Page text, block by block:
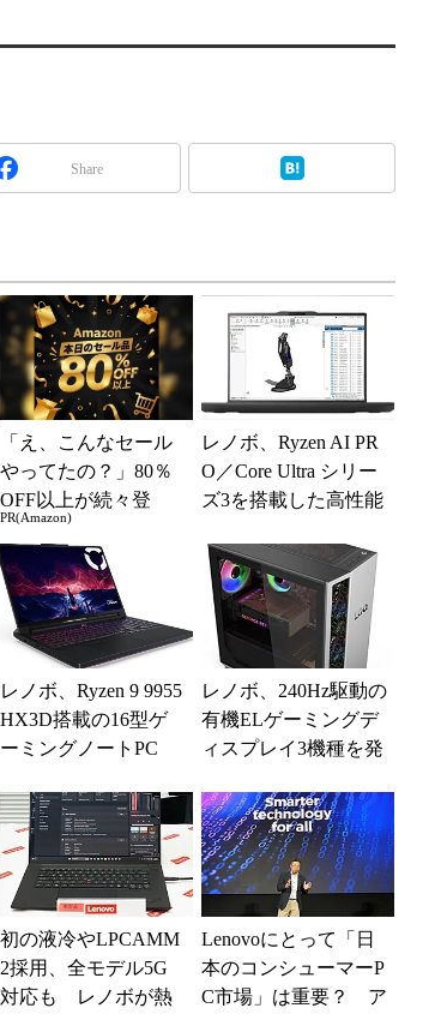
Share
「え、こんなセール
やってたの？」80％
OFF以上が続々登
場！Amazonの本気が
凄すぎる
PR(Amazon)
レノボ、Ryzen AI PR
O／Core Ultra シリー
ズ3を搭載した高性能
テ...
レノボ、Ryzen 9 9955
HX3D搭載の16型ゲ
ーミングノートPC
レノボ、240Hz駆動の
有機ELゲーミングデ
ィスプレイ3機種を発
プPCやタブレット...
初の液冷やLPCAMM
2採用、全モデル5G
対応も レノボが熱
Lenovoにとって「日
本のコンシューマーP
C市場」は重要？ ア